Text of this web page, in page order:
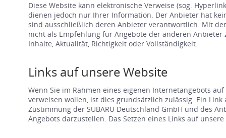
Diese Website kann elektronische Verweise (sog.
dienen jedoch nur Ihrer Information. Der Anbieter hat
sind ausschließlich deren Anbieter verantwortlich. Mit
nicht als Empfehlung für Angebote der anderen
Inhalte, Aktualität, Richtigkeit oder Vollständigkeit.
Links auf unsere Website
Wenn Sie im Rahmen eines eigenen Internetangebots
verweisen wollen, ist dies grundsätzlich zulässig. Ein
Zustimmung der SUBARU Deutschland GmbH und des
Angebots darzustellen. Das Setzen eines Links auf